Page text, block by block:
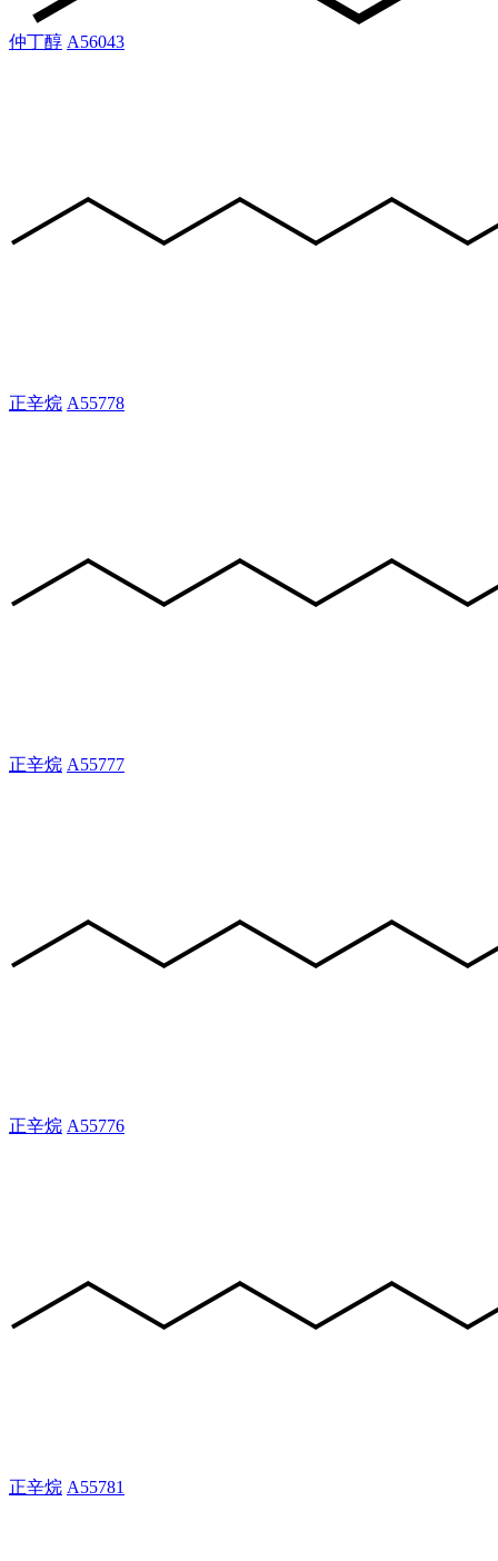
仲丁醇 A56043
正辛烷 A55778
正辛烷 A55777
正辛烷 A55776
正辛烷 A55781